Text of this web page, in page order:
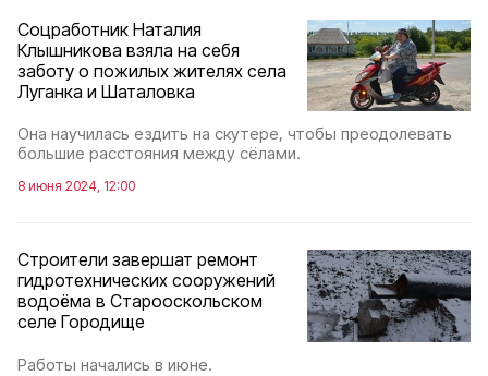
Соцработник Наталия
Клышникова взяла на себя
заботу о пожилых жителях села
Луганка и Шаталовка
Она научилась ездить на скутере, чтобы преодолевать
большие расстояния между сёлами.
8 июня 2024, 12:00
Строители завершат ремонт
гидротехнических сооружений
водоёма в Старооскольском
селе Городище
Работы начались в июне.